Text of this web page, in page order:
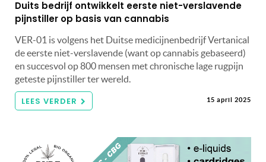
Duits bedrijf ontwikkelt eerste niet-verslavende
pijnstiller op basis van cannabis
VER-01 is volgens het Duitse medicijnenbedrijf Vertanical
de eerste niet-verslavende (want op cannabis gebaseerd)
en succesvol op 800 mensen met chronische lage rugpijn
geteste pijnstiller ter wereld.
LEES VERDER 15 april 2025